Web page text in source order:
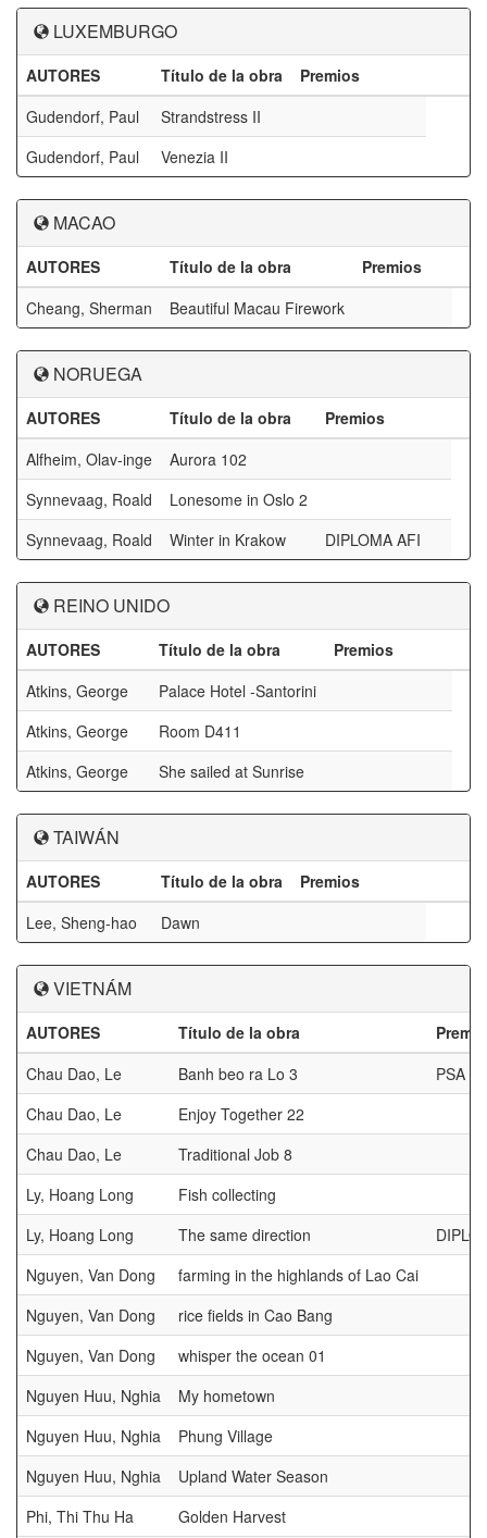
LUXEMBURGO
AUTORES Título de la obra
Premios
Gudendorf, Paul
Strandstress II
Gudendorf, Paul
Venezia II
MACAO
AUTORES Título de la obra
Premios
Cheang, Sherman
Beautiful Macau Firework
NORUEGA
AUTORES Título de la obra
Premios
Alfheim, Olav-inge
Aurora 102
Synnevaag, Roald
Lonesome in Oslo 2
Synnevaag, Roald
Winter in Krakow DIPLOMA AFI
REINO UNIDO
AUTORES Título de la obra
Premios
Atkins, George
Palace Hotel -Santorini
Atkins, George
Room D411
Atkins, George
She sailed at Sunrise
TAIWÁN
AUTORES Título de la obra
Premios
Lee, Sheng-hao
Dawn
VIETNÁM
AUTORES Título de la obra
Chau Dao, Le
Banh beo ra Lo 3
PSA
Chau Dao, Le
Enjoy Together 22
Chau Dao, Le
Traditional Job 8
Ly, Hoang Long
Fish collecting
Ly, Hoang Long
The same direction
Nguyen, Van Dong
farming in the highlands of Lao Cai
Nguyen, Van Dong
rice fields in Cao Bang
Nguyen, Van Dong
whisper the ocean 01
Nguyen Huu, Nghia
My hometown
Nguyen Huu, Nghia
Phung Village
Nguyen Huu, Nghia
Upland Water Season
Phi, Thi Thu Ha
Golden Harvest